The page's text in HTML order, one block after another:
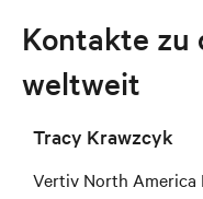
Kontakte zu
weltweit
Tracy Krawzcyk
Vertiv North America